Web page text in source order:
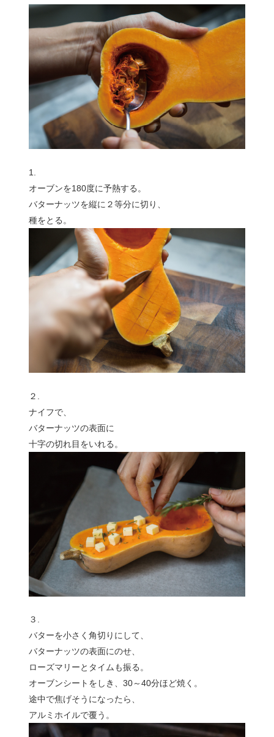
1.
オーブンを180度に予熱する。
バターナッツを縦に２等分に切り、
種をとる。
２.
ナイフで、
バターナッツの表面に
十字の切れ目をいれる。
３.
バターを小さく角切りにして、
バターナッツの表面にのせ、
ローズマリーとタイムも振る。
オーブンシートをしき、30～40分ほど焼く。
途中で焦げそうになったら、
アルミホイルで覆う。